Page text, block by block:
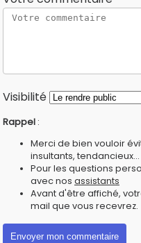
Visibilité
Rappel :
Merci de bien vouloir
insultants, tendancieux...
Pour les questions
avec nos assistants
Avant d'être affiché,
mail que vous recevrez.